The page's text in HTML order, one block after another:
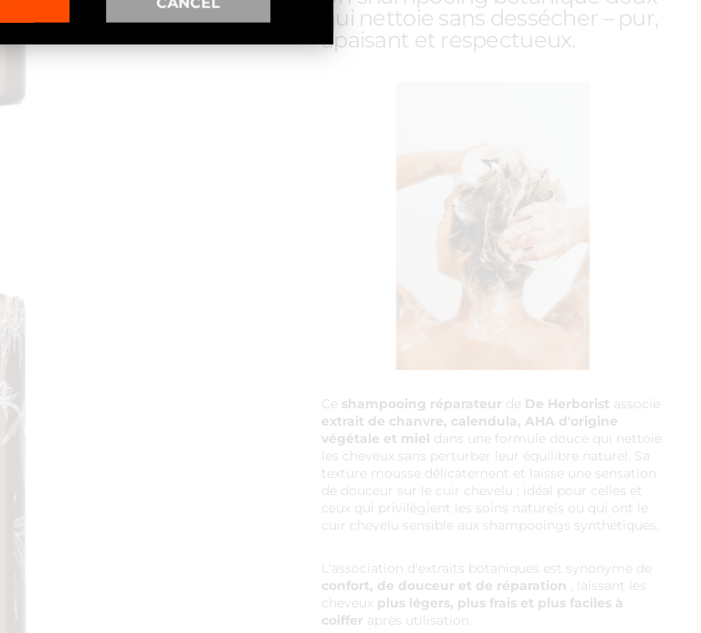
qui nettoie sans dessécher – pur,
apaisant et respectueux.
Ce shampooing réparateur de De Herborist associe
extrait de chanvre, calendula, AHA d'origine
végétale et miel dans une formule douce qui nettoie
les cheveux sans perturber leur équilibre naturel. Sa
texture mousse délicatement et laisse une sensation
de douceur sur le cuir chevelu ; idéal pour celles et
ceux qui privilégient les soins naturels ou qui ont le
cuir chevelu sensible aux shampooings synthétiques.
L'association d'extraits botaniques est synonyme de
confort, de douceur et de réparation , laissant les
cheveux plus légers, plus frais et plus faciles à
coiffer après utilisation.